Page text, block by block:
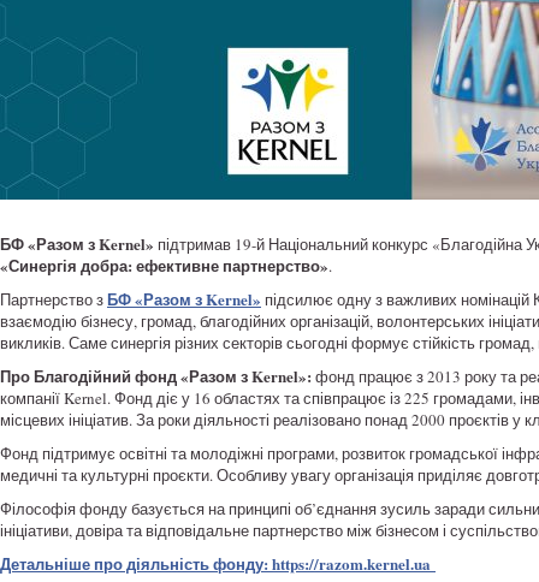
БФ «Разом з Kernel» підтримав 19-й Національний конкурс «Благодійна
«Синергія добра: ефективне партнерство».
Партнерство зБФ «Разом з Kernel» підсилює одну з важливих номінацій
взаємодію бізнесу, громад, благодійних організацій, волонтерських
викликів. Саме синергія різних секторів сьогодні формує стійкість
Про Благодійний фонд «Разом з Kernel»: фонд працює з 2013 року та
компанії Kernel. Фонд діє у 16 областях та співпрацює із 225 громадами,
місцевих ініціатив. За роки діяльності реалізовано понад 2000 проєктів
Фонд підтримує освітні та молодіжні програми, розвиток громадської
медичні та культурні проєкти. Особливу увагу організація приділяє
Філософія фонду базується на принципі об’єднання зусиль заради
ініціативи, довіра та відповідальне партнерство між бізнесом і
Детальніше про діяльність фонду: https://razom.kernel.ua